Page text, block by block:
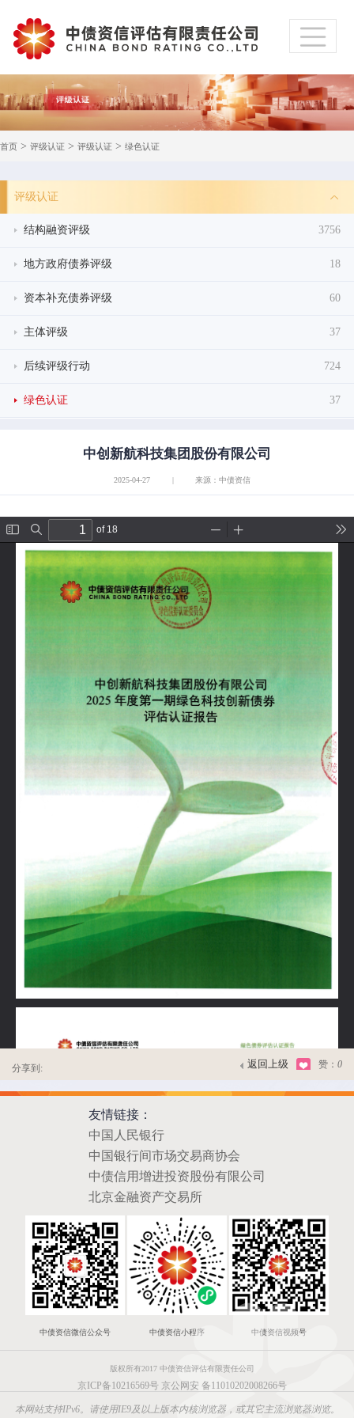
首页 > 评级认证 > 评级认证 > 绿色认证
评级认证
结构融资评级 3756
地方政府债券评级 18
资本补充债券评级 60
主体评级 37
后续评级行动 724
绿色认证 37
中创新航科技集团股份有限公司
2025-04-27 | 来源：中债资信
分享到: 返回上级 赞： 0
友情链接：
中国人民银行
中国银行间市场交易商协会
中债信用增进投资股份有限公司
北京金融资产交易所
中债资信微信公众号 中债资信小程序 中债资信视频号
版权所有2017 中债资信评估有限责任公司
京ICP备10216569号 京公网安 备11010202008266号
本网站支持IPv6。请使用IE9及以上版本内核浏览器，或其它主流浏览器浏览。